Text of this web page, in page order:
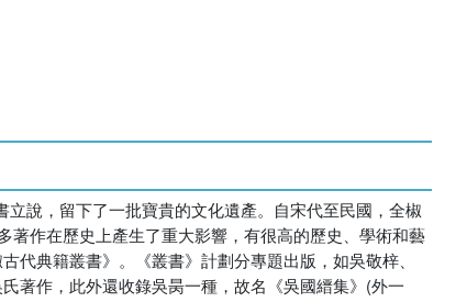
說，留下了一批寶貴的文化遺產。自宋代至民國，全椒
作在歷史上產生了重大影響，有很高的歷史、學術和藝
典籍叢書》。《叢書》計劃分專題出版，如吳敬梓、
著作，此外還收錄吳昺一種，故名《吳國縉集》(外一